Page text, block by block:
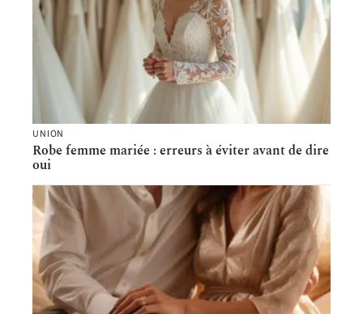
UNION
Robe femme mariée : erreurs à éviter avant de dire
oui